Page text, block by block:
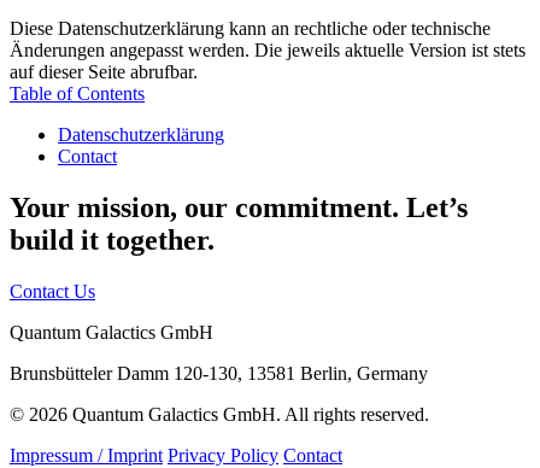
Diese Datenschutzerklärung kann an rechtliche oder technische
Änderungen angepasst werden. Die jeweils aktuelle Version ist stets
auf dieser Seite abrufbar.
Table of Contents
Datenschutzerklärung
Contact
Your mission, our commitment. Let’s
build it together.
Contact Us
Quantum Galactics GmbH
Brunsbütteler Damm 120-130, 13581 Berlin, Germany
© 2026 Quantum Galactics GmbH. All rights reserved.
Impressum / Imprint Privacy Policy Contact